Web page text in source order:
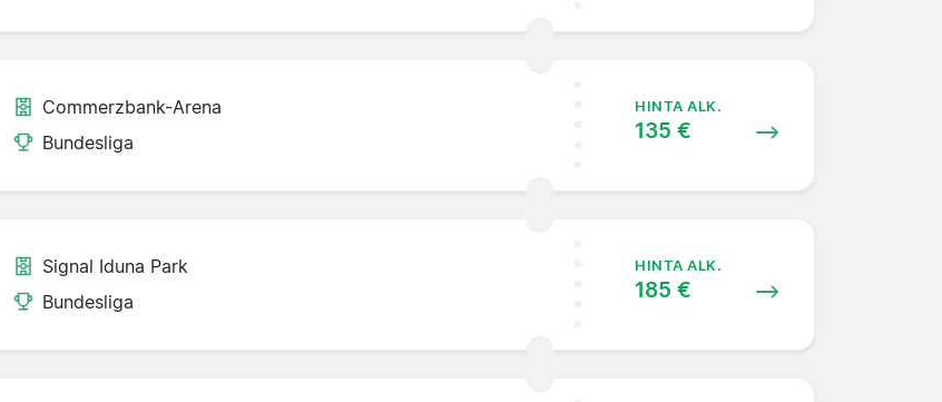
Commerzbank-Arena
Bundesliga
HINTA ALK.
135 €
Signal Iduna Park
Bundesliga
HINTA ALK.
185 €